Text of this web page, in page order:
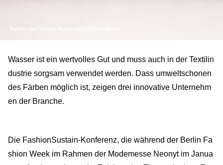
Farben des Vienna Textile Lab, ©Ilinca Oprea
Wasser ist ein wertvolles Gut und muss auch in der Textilin
dustrie sorgsam verwendet werden. Dass umweltschonen
des Färben möglich ist, zeigen drei innovative Unternehm
en der Branche.
Die FashionSustain-Konferenz, die während der Berlin Fa
shion Week im Rahmen der Modemesse Neonyt im Janua